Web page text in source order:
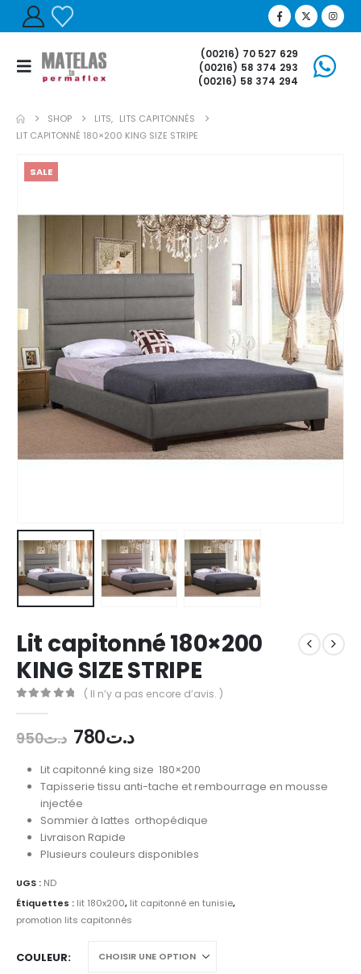
(00216) 70 527 629
(00216) 58 374 293
(00216) 58 374 294
SHOP LITS, LITS CAPITONNÉS
LIT CAPITONNÉ 180×200 KING SIZE STRIPE
SALE
Lit capitonné 180×200
KING SIZE STRIPE
( Il n’y a pas encore d’avis. )
د.ت950 Le
initial
était :
د.ت780 Le
actuel
est :
Lit capitonné king size 180×200
Tapisserie tissu anti-tache et rembourrage en mousse
injectée
Sommier à lattes orthopédique
Livraison Rapide
Plusieurs couleurs disponibles
UGS : ND
Étiquettes : lit 180x200, lit capitonné en tunisie,
promotion lits capitonnés
COULEUR